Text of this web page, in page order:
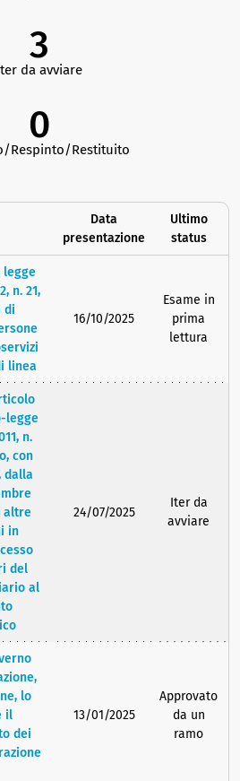
3
da avviare
0
Respinto/Restituito
Data
presentazione
Ultimo
status
legge
n. 21,
di
linea
16/10/2025
Esame in
prima
lettura
legge
n.
con
dalla
altre
in
del
al
24/07/2025
Iter da
avviare
lo
il
dei
13/01/2025
Approvato
da un
ramo